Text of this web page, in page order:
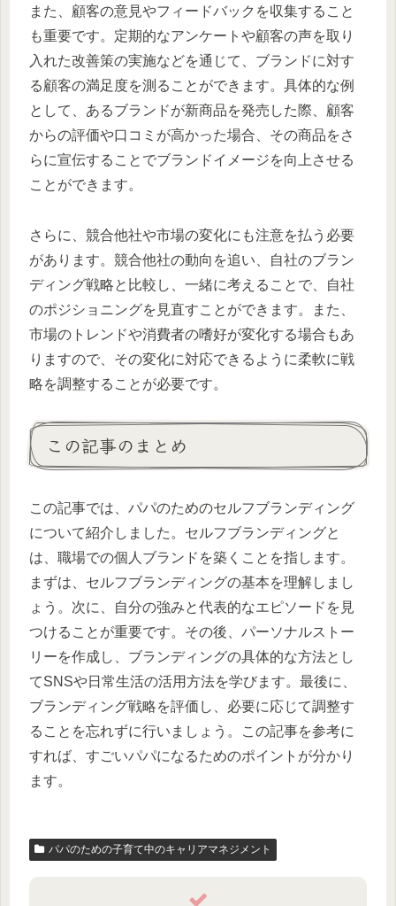
また、顧客の意見やフィードバックを収集すること
も重要です。定期的なアンケートや顧客の声を取り
入れた改善策の実施などを通じて、ブランドに対す
る顧客の満足度を測ることができます。具体的な例
として、あるブランドが新商品を発売した際、顧客
からの評価や口コミが高かった場合、その商品をさ
らに宣伝することでブランドイメージを向上させる
ことができます。
さらに、競合他社や市場の変化にも注意を払う必要
があります。競合他社の動向を追い、自社のブラン
ディング戦略と比較し、一緒に考えることで、自社
のポジショニングを見直すことができます。また、
市場のトレンドや消費者の嗜好が変化する場合もあ
りますので、その変化に対応できるように柔軟に戦
略を調整することが必要です。
この記事のまとめ
この記事では、パパのためのセルフブランディング
について紹介しました。セルフブランディングと
は、職場での個人ブランドを築くことを指します。
まずは、セルフブランディングの基本を理解しまし
ょう。次に、自分の強みと代表的なエピソードを見
つけることが重要です。その後、パーソナルストー
リーを作成し、ブランディングの具体的な方法とし
てSNSや日常生活の活用方法を学びます。最後に、
ブランディング戦略を評価し、必要に応じて調整す
ることを忘れずに行いましょう。この記事を参考に
すれば、すごいパパになるためのポイントが分かり
ます。
パパのための子育て中のキャリアマネジメント